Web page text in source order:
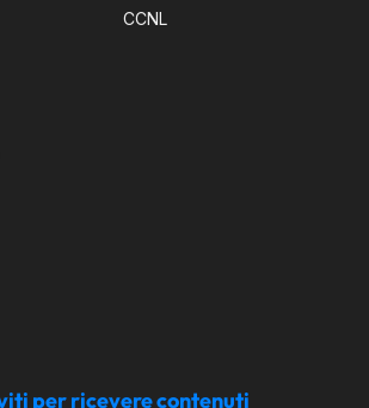
CCNL
per ricevere contenuti